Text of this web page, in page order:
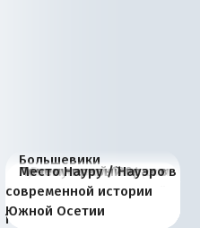
Большевики
отличаются от «Яблока»
тем, что они -
победители
Киевская марионетка
Запада рассказала о
«переобувании» хозяев
В России назрели
перемены: 15 шагов к
суверенной экономике
Миграционный пожар
Европы
Россия начинает
сбрасывать балласт
Анкориджа
Россия зимой 1904
года: первые уступки во
внутренней политике
Русская нация вчера и
сегодня
Почему правый крах в
Варшаве не поможет её
отношениям с Россией?
Место Науру / Науэро в
современной истории
Южной Осетии